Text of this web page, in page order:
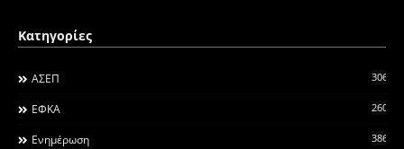
Κατηγορίες
ΑΣΕΠ 306
ΕΦΚΑ 260
Ενημέρωση 3868